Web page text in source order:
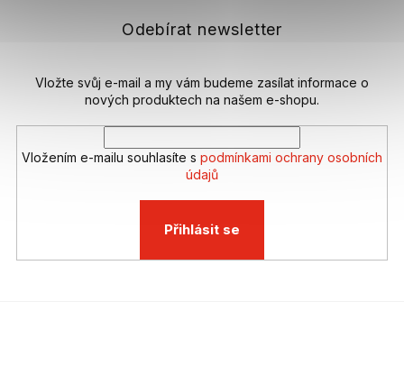
Odebírat newsletter
Vložte svůj e-mail a my vám budeme zasílat informace o
nových produktech na našem e-shopu.
Vložením e-mailu souhlasíte s podmínkami ochrany osobních
údajů
Přihlásit se